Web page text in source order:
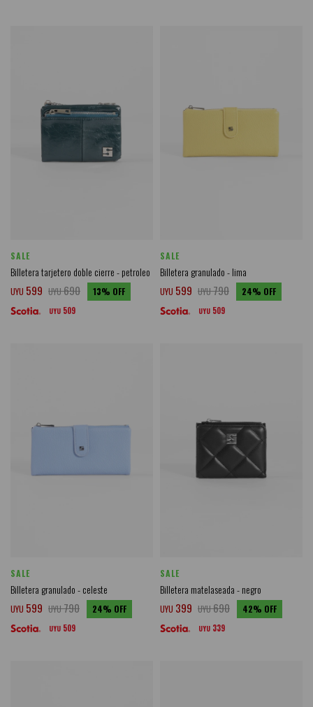
SALE
Billetera tarjetero doble cierre - petroleo
UYU 599 UYU690 13
UYU 509
SALE
Billetera granulado - lima
UYU 599 UYU790 24
UYU 509
SALE
Billetera granulado - celeste
UYU 599 UYU790 24
UYU 509
SALE
Billetera matelaseada - negro
UYU 399 UYU690 42
UYU 339